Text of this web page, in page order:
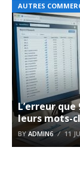
AUTRES
L’erreur
leurs mots-
BYADMIN6 11